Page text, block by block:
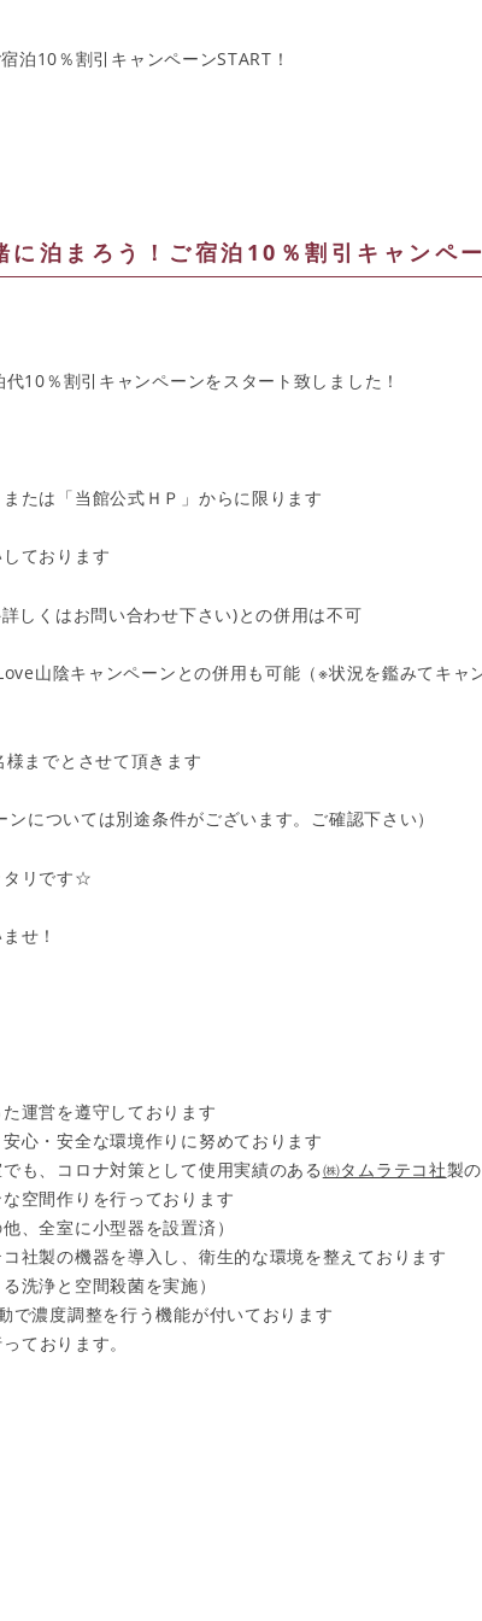
泊10％割引キャンペーンSTART！
泊まろう！ご宿泊10％割引キャンペ
10％割引キャンペーンをスタート致しました！
たは「当館公式ＨＰ」からに限ります
ております
しくはお問い合わせ下さい)との併用は不可
山陰キャンペーンとの併用も可能（※状況を鑑みてキャ
までとさせて頂きます
ンについては別途条件がございます。ご確認下さい）
タリです☆
せ！
運営を遵守しております
心・安全な環境作りに努めております
も、コロナ対策として使用実績のある㈱タムラテコ社製
空間作りを行っております
、全室に小型器を設置済）
コ社製の機器を導入し、衛生的な環境を整えております
洗浄と空間殺菌を実施）
で濃度調整を行う機能が付いております
ております。